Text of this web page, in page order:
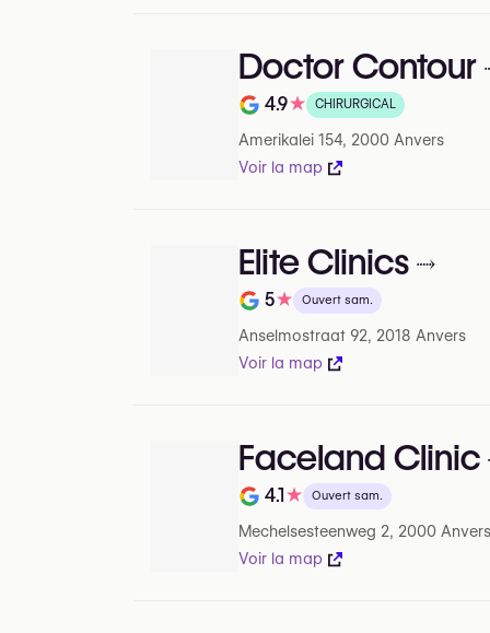
Doctor Contour
Note de sur 5 sur Google
4.9★ CHIRURGICAL
Amerikalei 154, 2000 Anvers
Voir la map
Elite Clinics
Note de sur 5 sur Google
5★ Ouvert sam.
Anselmostraat 92, 2018 Anvers
Voir la map
Faceland Clinic
Note de sur 5 sur Google
4.1 ★ Ouvert sam.
Mechelsesteenweg 2, 2000 Anvers
Voir la map